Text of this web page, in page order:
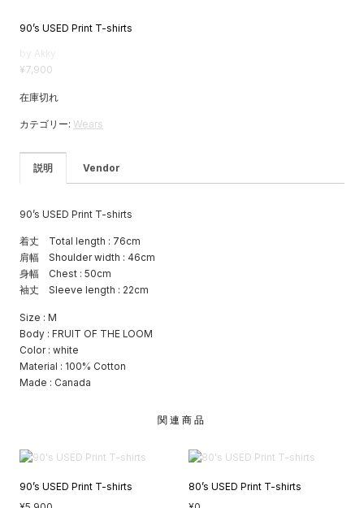
90’s USED Print T-shirts
¥7,900
在庫切れ
カテゴリー: Wears
説明 Vendor
90’s USED Print T-shirts
着丈 Total length : 76cm
肩幅 Shoulder width : 46cm
身幅 Chest : 50cm
袖丈 Sleeve length : 22cm
Size : M
Body : FRUIT OF THE LOOM
Color : white
Material : 100% Cotton
Made : Canada
関連商品
90’s USED Print T-shirts
80’s USED Print T-shirts